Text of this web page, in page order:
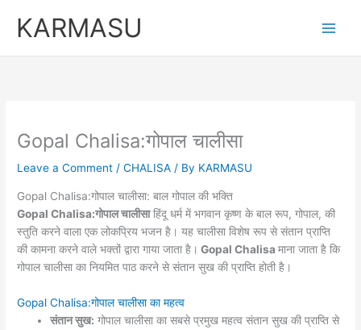
KARMASU
Gopal Chalisa:गोपाल चालीसा
Leave a Comment /CHALISA / By KARMASU
Gopal Chalisa:गोपाल चालीसा: बाल गोपाल की भक्ति
Gopal Chalisa:गोपाल चालीसाहिंदू धर्म में भगवान कृष्ण के बाल रूप, गोपाल, की
स्तुति करने वाला एक लोकप्रिय भजन है। यह चालीसा विशेष रूप से संतान प्राप्ति
की कामना करने वाले भक्तों द्वारा गाया जाता है। Gopal Chalisaमाना जाता है कि
गोपाल चालीसा का नियमित पाठ करने से संतान सुख की प्राप्ति होती है।
Gopal Chalisa:गोपाल चालीसा का महत्व
संतान सुख: गोपाल चालीसा का सबसे प्रमुख महत्व संतान सुख की प्राप्ति से